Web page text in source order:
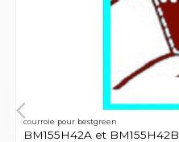
courroie pour bestgreen
BM155H42A et BM155H42B